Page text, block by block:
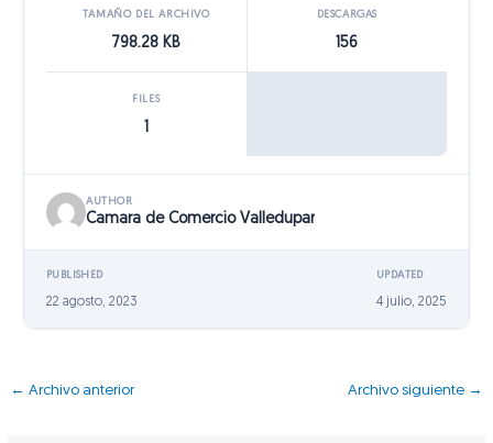
TAMAÑO DEL ARCHIVO
798.28 KB
DESCARGAS
156
FILES
AUTHOR
Camara de Comercio Valledupar
PUBLISHED
22 agosto, 2023
UPDATED
4 julio, 2025
← Archivo anterior Archivo siguiente →